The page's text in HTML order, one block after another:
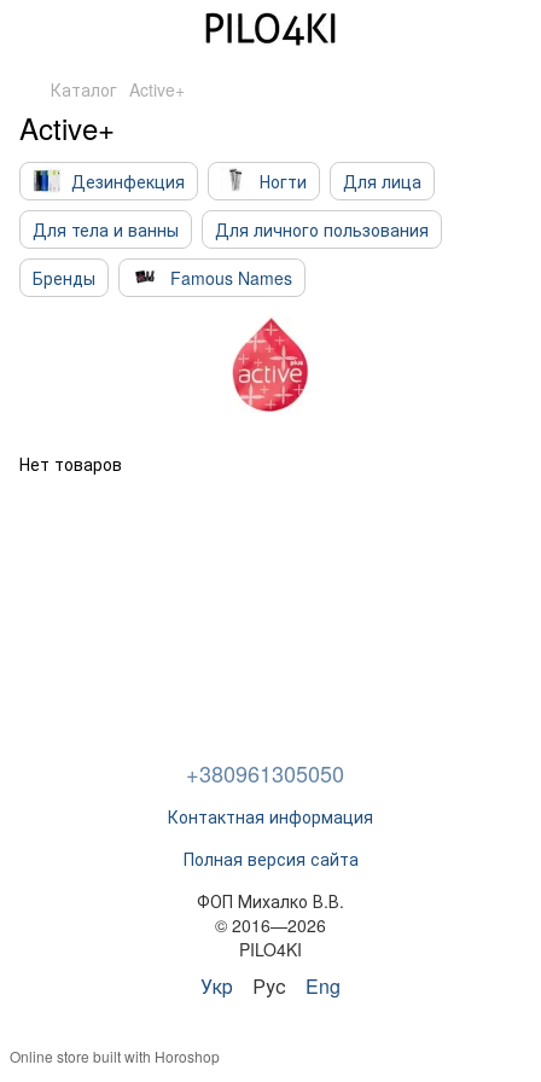
Каталог Active+
Active+
Дезинфекция Ногти
Для лица
Для тела и ванны
Для личного пользования
Бренды
Famous Names
Нет товаров
+380961305050
Контактная информация
Полная версия сайта
ФОП Михалко В.В.
© 2016—2026
PILO4KI
Укр Рус Eng
Online store built with Horoshop